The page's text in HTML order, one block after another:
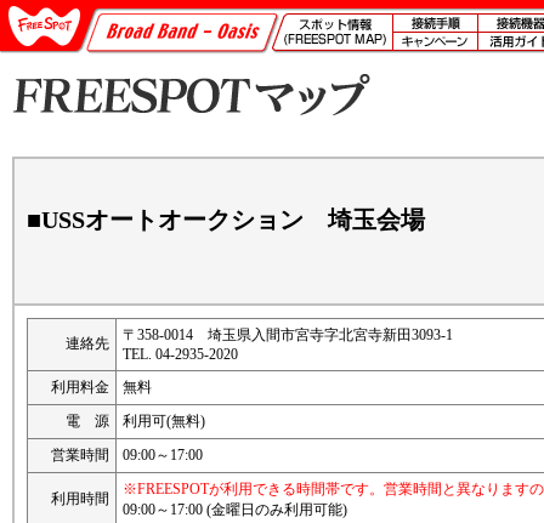
■USSオートオークション 埼玉会場
連絡先
〒358-0014 埼玉県入間市宮寺字北宮寺新田3093-1
TEL. 04-2935-2020
利用料金
無料
電 源
利用可(無料)
営業時間
09:00～17:00
利用時間
※FREESPOTが利用できる時間帯です。営業時間と異なります
09:00～17:00 (金曜日のみ利用可能)